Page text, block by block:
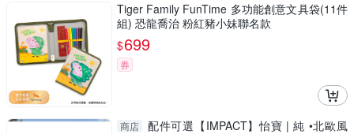
Tiger Family FunTime 多功能創意文具袋(11件
組) 恐龍喬治 粉紅豬小妹聯名款
$699
券
商店
配件可選【IMPACT】怡寶 | 純 •北歐風